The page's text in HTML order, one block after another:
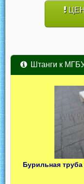
Штанги к
Бурильная